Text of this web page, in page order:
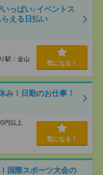
っぱい♪イベントス
える日払い
駅：金山
気になる！
み！日勤のお仕事！
円以上
気になる！
国際スポーツ大会の